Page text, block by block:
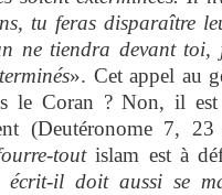
tu feras disparaître
ne tiendra devant toi,
». Cet appel au
le Coran ? Non, il
(Deutéronome 7,
toutislam est à
écrit-il doit aussi se